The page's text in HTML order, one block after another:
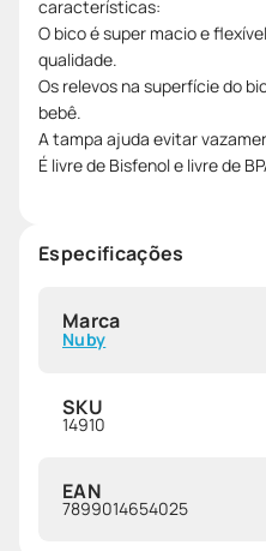
características:
O bico é super macio e
qualidade.
Os relevos na superfície do
bebê.
A tampa ajuda evitar
É livre de Bisfenol e livre de
Especificações
Marca
Nuby
SKU
14910
EAN
7899014654025